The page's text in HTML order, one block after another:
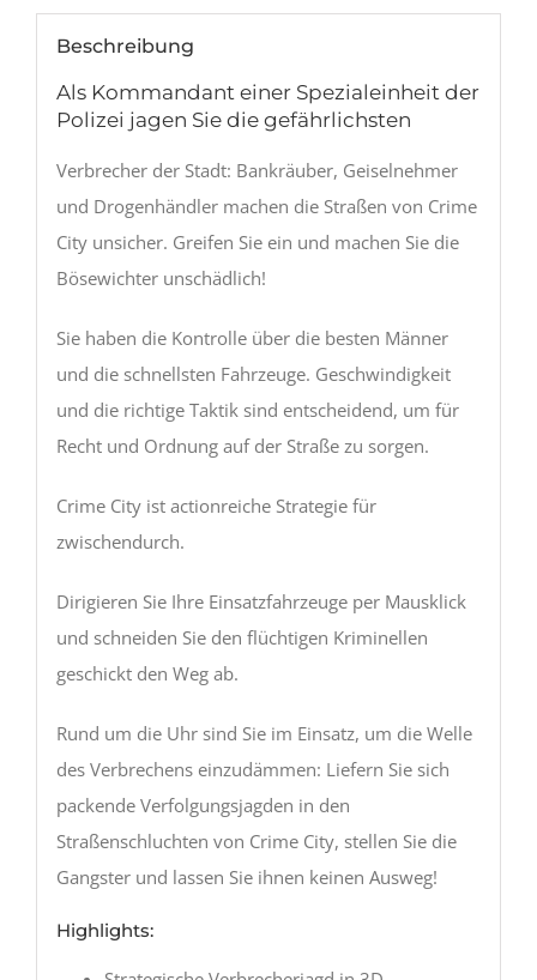
Beschreibung
Als Kommandant einer Spezialeinheit der
Polizei jagen Sie die gefährlichsten
Verbrecher der Stadt: Bankräuber, Geiselnehmer
und Drogenhändler machen die Straßen von Crime
City unsicher. Greifen Sie ein und machen Sie die
Bösewichter unschädlich!
Sie haben die Kontrolle über die besten Männer
und die schnellsten Fahrzeuge. Geschwindigkeit
und die richtige Taktik sind entscheidend, um für
Recht und Ordnung auf der Straße zu sorgen.
Crime City ist actionreiche Strategie für
zwischendurch.
Dirigieren Sie Ihre Einsatzfahrzeuge per Mausklick
und schneiden Sie den flüchtigen Kriminellen
geschickt den Weg ab.
Rund um die Uhr sind Sie im Einsatz, um die Welle
des Verbrechens einzudämmen: Liefern Sie sich
packende Verfolgungsjagden in den
Straßenschluchten von Crime City, stellen Sie die
Gangster und lassen Sie ihnen keinen Ausweg!
Highlights: